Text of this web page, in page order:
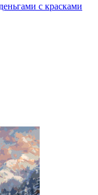
с красками